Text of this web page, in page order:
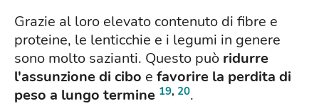
Grazie al loro elevato contenuto di fibre e
proteine, le lenticchie e i legumi in genere
sono molto sazianti. Questo può ridurre
l'assunzione di cibo e favorire la perdita di
peso a lungo termine 19, 20.